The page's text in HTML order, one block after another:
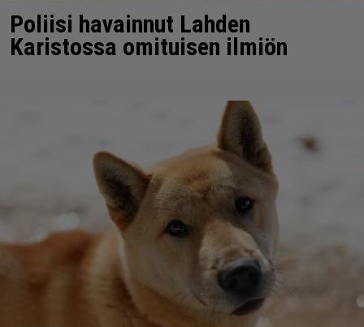
Poliisi havainnut Lahden
Karistossa omituisen ilmiön